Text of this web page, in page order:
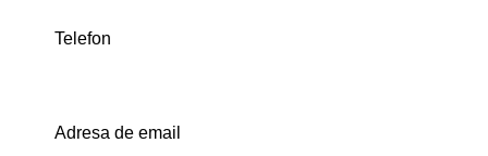
Telefon
Adresa de email